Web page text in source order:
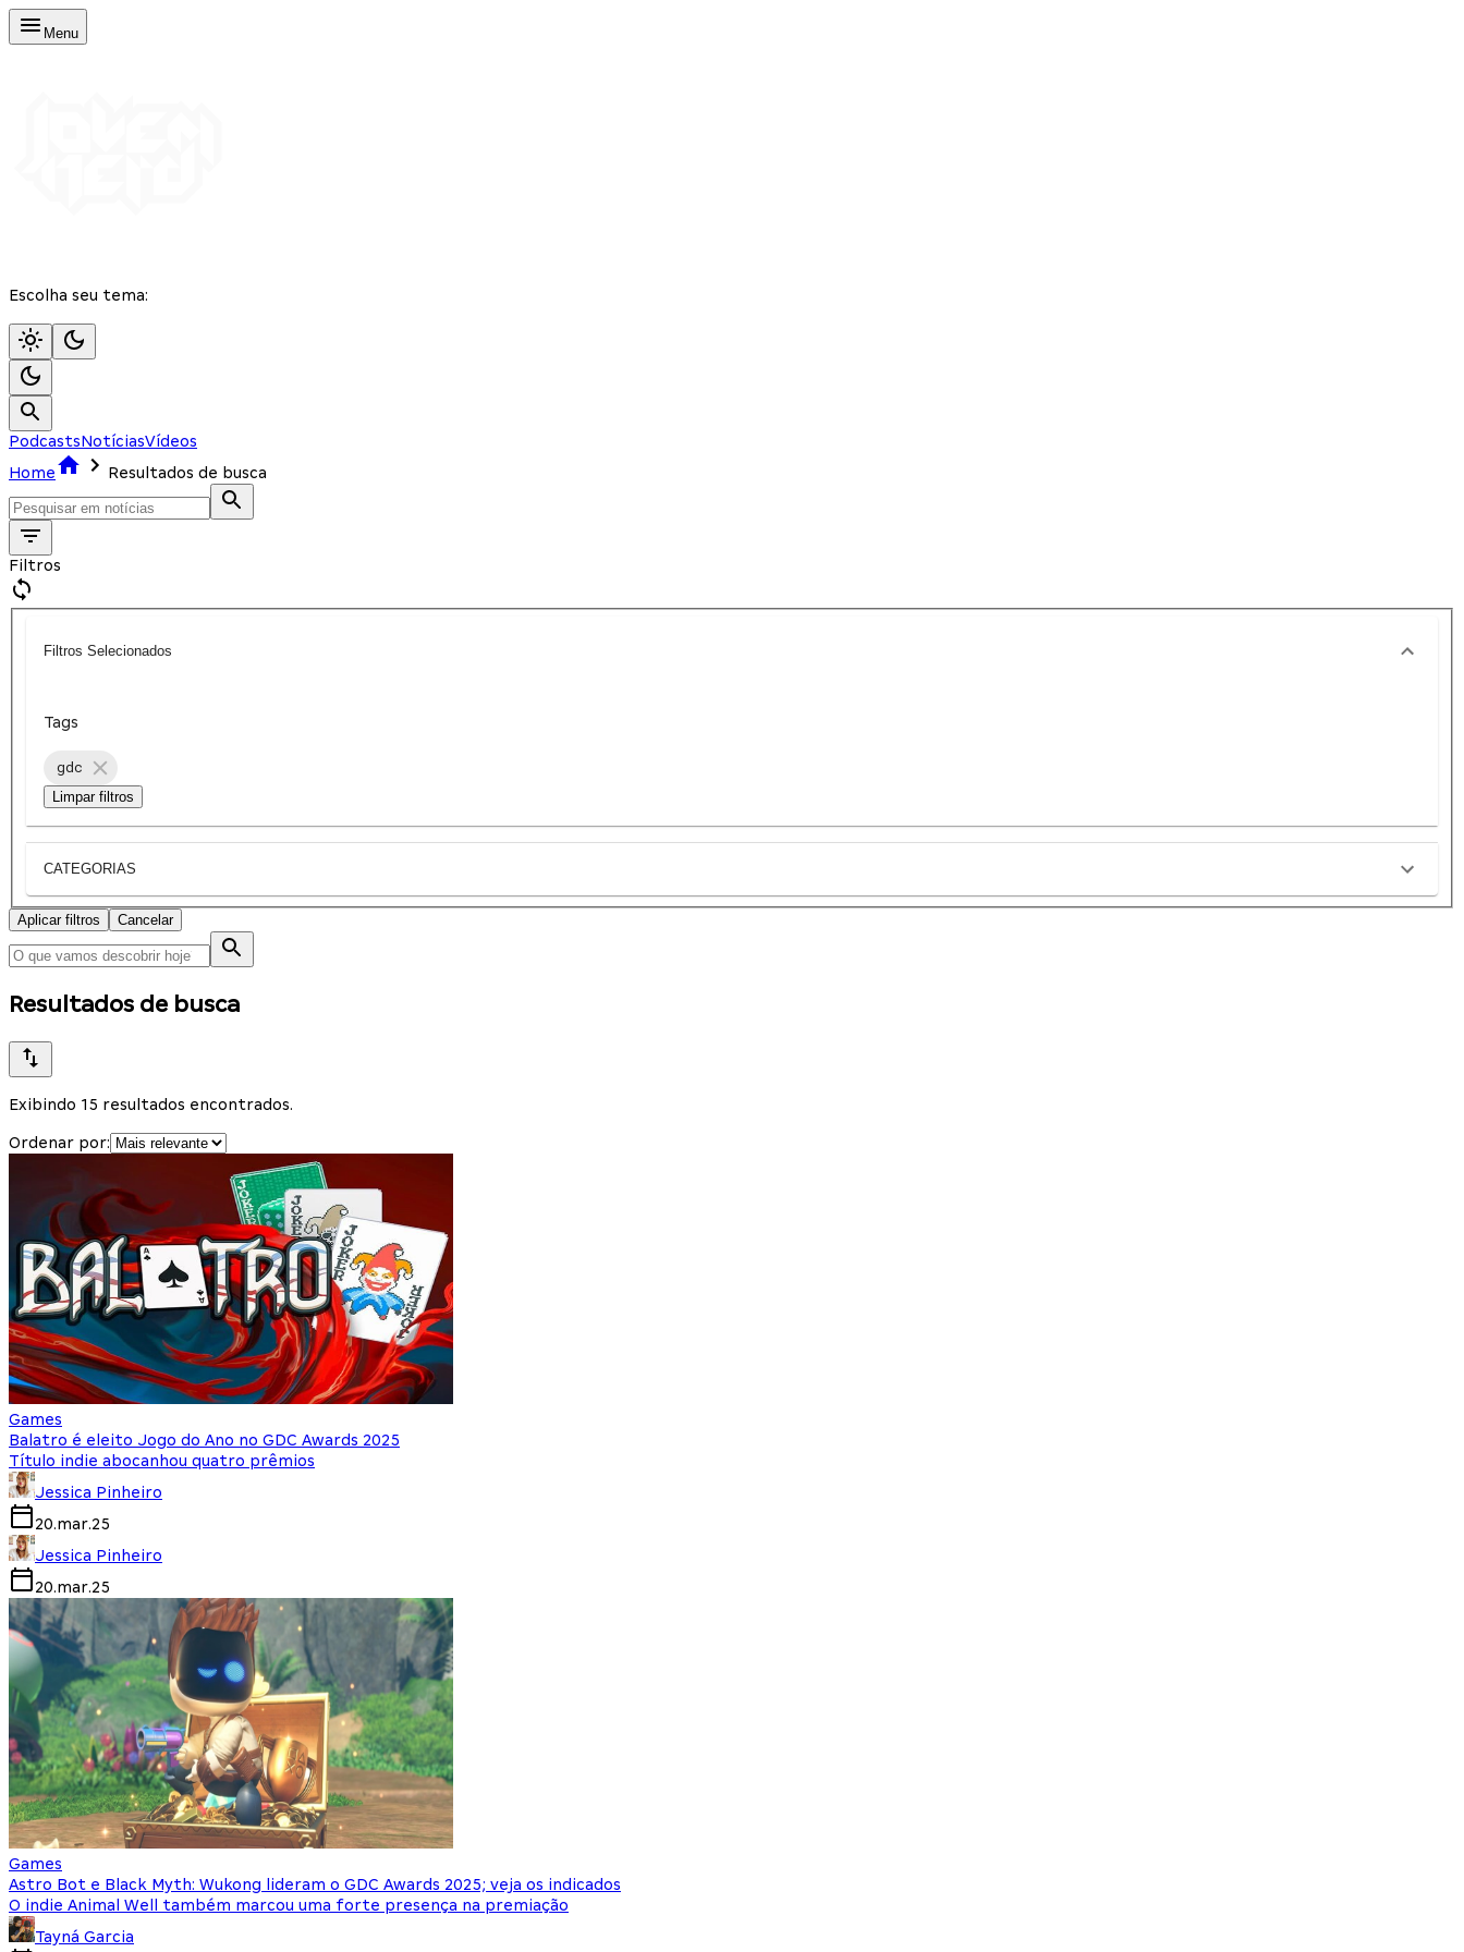
Menu
Escolha seu tema:
PodcastsNotíciasVídeos
Home
Resultados de busca
Filtros
Filtros Selecionados
Tags
gdc
Limpar filtros
CATEGORIAS
Aplicar filtros Cancelar
Resultados de busca
Exibindo 15 resultados encontrados.
Ordenar por:
Games
Balatro é eleito Jogo do Ano no GDC Awards 2025
Título indie abocanhou quatro prêmios
Jessica Pinheiro
20.mar.25
Jessica Pinheiro
20.mar.25
Games
Astro Bot e Black Myth: Wukong lideram o GDC Awards 2025; veja os indicados
O indie Animal Well também marcou uma forte presença na premiação
Tayná Garcia